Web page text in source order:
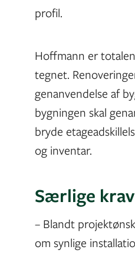
profil.
Hoffmann er
tegnet.
genanvendelse af
bygningen skal
bryde
og inventar.
Særlige
– Blandt
om synlige